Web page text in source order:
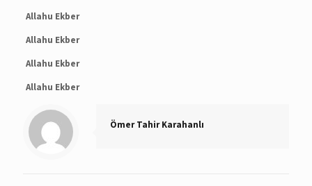
Allahu Ekber
Allahu Ekber
Allahu Ekber
Allahu Ekber
Ömer Tahir Karahanlı